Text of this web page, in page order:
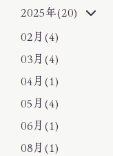
2025年(20)
02月(4)
03月(4)
04月(1)
05月(4)
06月(1)
08月(1)